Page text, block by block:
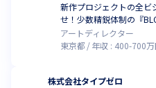
新作プロジェクトの全ビ
せ！少数精鋭体制の『
アートディレクター
東京都
年収 : 400-700
株式会社タイプゼロ